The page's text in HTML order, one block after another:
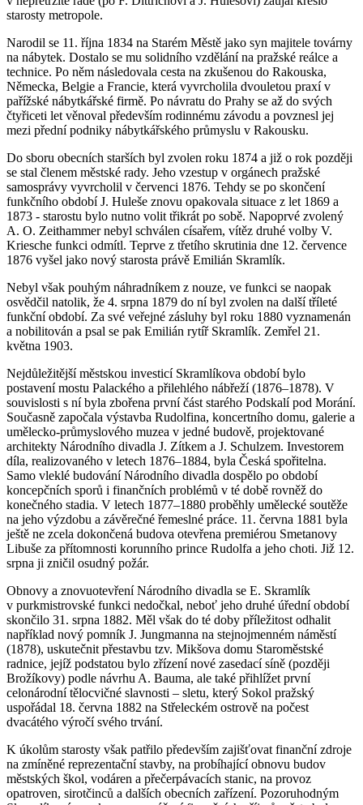
starosty metropole.
Narodil se 11. října 1834 na Starém Městě jako syn majitele továrny
na nábytek. Dostalo se mu solidního vzdělání na pražské reálce a
technice. Po něm následovala cesta na zkušenou do Rakouska,
Německa, Belgie a Francie, která vyvrcholila dvouletou praxí v
pařížské nábytkářské firmě. Po návratu do Prahy se až do svých
čtyřiceti let věnoval především rodinnému závodu a povznesl jej
mezi přední podniky nábytkářského průmyslu v Rakousku.
Do sboru obecních starších byl zvolen roku 1874 a již o rok později
se stal členem městské rady. Jeho vzestup v orgánech pražské
samosprávy vyvrcholil v červenci 1876. Tehdy se po skončení
funkčního období J. Huleše znovu opakovala situace z let 1869 a
1873 - starostu bylo nutno volit třikrát po sobě. Napoprvé zvolený
A. O. Zeithammer nebyl schválen císařem, vítěz druhé volby V.
Kriesche funkci odmítl. Teprve z třetího skrutinia dne 12. července
1876 vyšel jako nový starosta právě Emilián Skramlík.
Nebyl však pouhým náhradníkem z nouze, ve funkci se naopak
osvědčil natolik, že 4. srpna 1879 do ní byl zvolen na další tříleté
funkční období. Za své veřejné zásluhy byl roku 1880 vyznamenán
a nobilitován a psal se pak Emilián rytíř Skramlík. Zemřel 21.
května 1903.
Nejdůležitější městskou investicí Skramlíkova období bylo
postavení mostu Palackého a přilehlého nábřeží (1876–1878). V
souvislosti s ní byla zbořena první část starého Podskalí pod Morání.
Současně započala výstavba Rudolfina, koncertního domu, galerie a
umělecko-průmyslového muzea v jedné budově, projektované
architekty Národního divadla J. Zítkem a J. Schulzem. Investorem
díla, realizovaného v letech 1876–1884, byla Česká spořitelna.
Samo vleklé budování Národního divadla dospělo po období
koncepčních sporů i finančních problémů v té době rovněž do
konečného stadia. V letech 1877–1880 proběhly umělecké soutěže
na jeho výzdobu a závěrečné řemeslné práce. 11. června 1881 byla
ještě ne zcela dokončená budova otevřena premiérou Smetanovy
Libuše za přítomnosti korunního prince Rudolfa a jeho choti. Již 12.
srpna ji zničil osudný požár.
Obnovy a znovuotevření Národního divadla se E. Skramlík
v purkmistrovské funkci nedočkal, neboť jeho druhé úřední období
skončilo 31. srpna 1882. Měl však do té doby příležitost odhalit
například nový pomník J. Jungmanna na stejnojmenném náměstí
(1878), uskutečnit přestavbu tzv. Mikšova domu Staroměstské
radnice, jejíž podstatou bylo zřízení nové zasedací síně (později
Brožíkovy) podle návrhu A. Bauma, ale také přihlížet první
celonárodní tělocvičné slavnosti – sletu, který Sokol pražský
uspořádal 18. června 1882 na Střeleckém ostrově na počest
dvacátého výročí svého trvání.
K úkolům starosty však patřilo především zajišťovat finanční zdroje
na zmíněné reprezentační stavby, na probíhající obnovu budov
městských škol, vodáren a přečerpávacích stanic, na provoz
opatroven, sirotčinců a dalších obecních zařízení. Pozoruhodným